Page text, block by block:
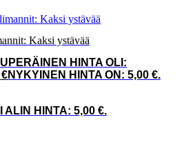
Kaksi ystävää
HINTA OLI:
€NYKYINEN HINTA ON: 5,00 €.
ALIN HINTA: 5,00 €.